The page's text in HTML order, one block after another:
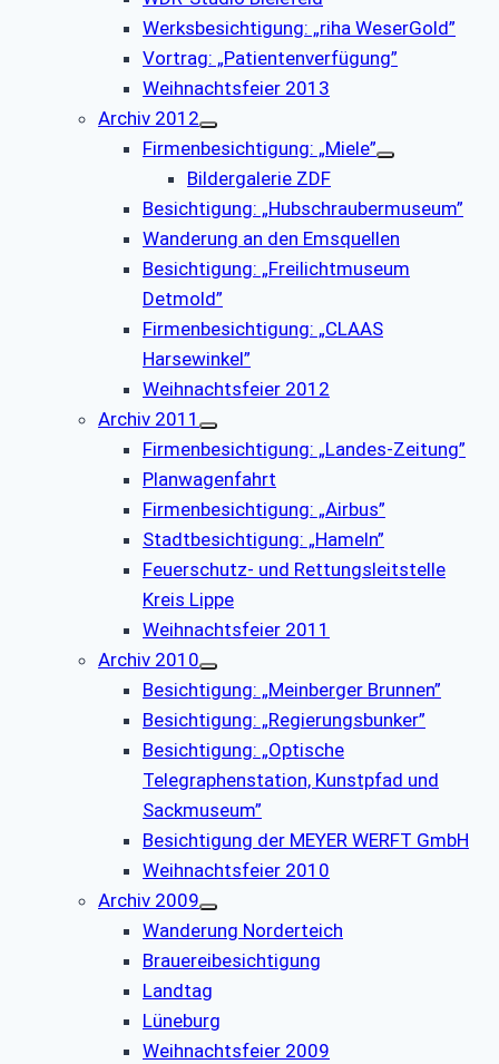
Werksbesichtigung: „riha WeserGold”
Vortrag: „Patientenverfügung”
Weihnachtsfeier 2013
Archiv 2012
Firmenbesichtigung: „Miele”
Bildergalerie ZDF
Besichtigung: „Hubschraubermuseum”
Wanderung an den Emsquellen
Besichtigung: „Freilichtmuseum
Detmold”
Firmenbesichtigung: „CLAAS
Harsewinkel”
Weihnachtsfeier 2012
Archiv 2011
Firmenbesichtigung: „Landes-Zeitung”
Planwagenfahrt
Firmenbesichtigung: „Airbus”
Stadtbesichtigung: „Hameln”
Feuerschutz- und Rettungsleitstelle
Kreis Lippe
Weihnachtsfeier 2011
Archiv 2010
Besichtigung: „Meinberger Brunnen”
Besichtigung: „Regierungsbunker”
Besichtigung: „Optische
Telegraphenstation, Kunstpfad und
Sackmuseum”
Besichtigung der MEYER WERFT GmbH
Weihnachtsfeier 2010
Archiv 2009
Wanderung Norderteich
Brauereibesichtigung
Landtag
Lüneburg
Weihnachtsfeier 2009